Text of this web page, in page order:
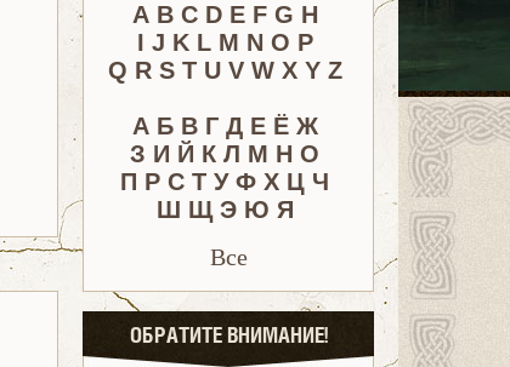
A B C D E F G H
I J K L M N O P
Q R S T U V W X Y Z
А Б В Г Д Е Ё Ж
З И Й К Л М Н О
П Р С Т У Ф Х Ц Ч
Ш Щ Э Ю Я
Все
ОБРАТИТЕ ВНИМАНИЕ!